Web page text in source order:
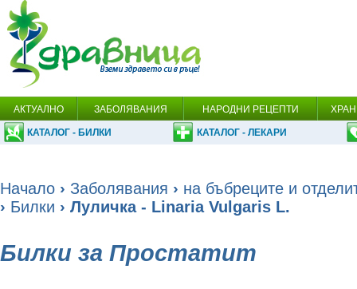
АКТУАЛНО ЗАБОЛЯВАНИЯ НАРОДНИ РЕЦЕПТИ
КАТАЛОГ - БИЛКИ КАТАЛОГ - ЛЕКАРИ
Начало › Заболявания › на бъбреците и
› Билки › Луличка - Linaria Vulgaris L.
Билки за Простатит